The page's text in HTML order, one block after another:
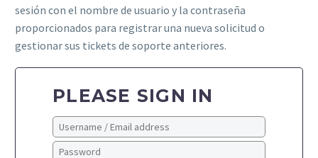
sesión con el nombre de usuario y la contraseña
proporcionados para registrar una nueva solicitud o
gestionar sus tickets de soporte anteriores.
PLEASE SIGN IN